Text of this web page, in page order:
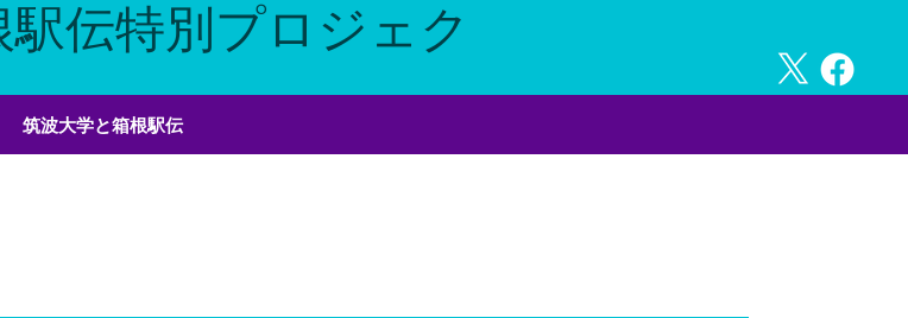
伝特別プロジェク
筑波大学と箱根駅伝